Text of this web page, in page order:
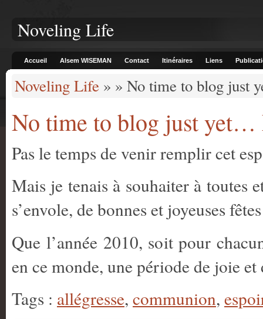
Noveling Life
Accueil Alsem WISEMAN Contact Itinéraires Liens
Noveling Life » » No time to blog just
No time to blog just yet…
Pas le temps de venir remplir cet
Mais je tenais à souhaiter à toutes
s’envole, de bonnes et joyeuses
Que l’année 2010, soit pour
en ce monde, une période de joie
Tags : allégresse, communion,